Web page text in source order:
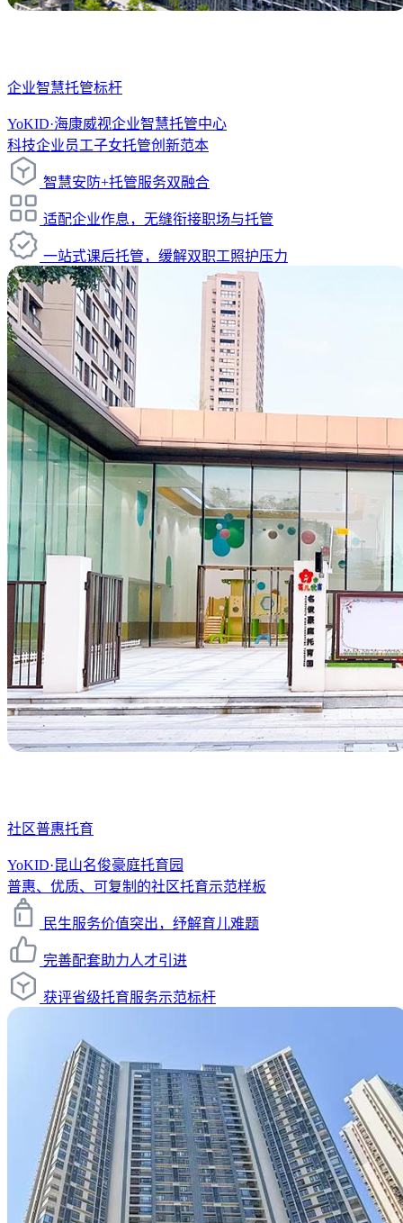
企业智慧托管标杆
YoKID·海康威视企业智慧托管中心
科技企业员工子女托管创新范本
智慧安防+托管服务双融合
适配企业作息，无缝衔接职场与托管
一站式课后托管，缓解双职工照护压力
社区普惠托育
YoKID·昆山名俊豪庭托育园
普惠、优质、可复制的社区托育示范样板
民生服务价值突出，纾解育儿难题
完善配套助力人才引进
获评省级托育服务示范标杆